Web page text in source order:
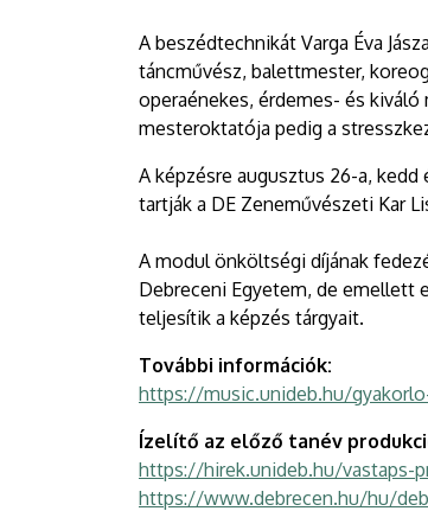
A beszédtechnikát Varga Éva
táncművész, balettmester,
operaénekes, érdemes- és
mesteroktatója pedig a
A képzésre augusztus 26-a,
tartják a DE Zeneművészeti Kar
A modul önköltségi díjának
Debreceni Egyetem, de emellett
teljesítik a képzés tárgyait.
További információk:
https://music.unideb.hu/
Ízelítő az előző tanév
https://hirek.unideb.hu/vastaps-
https://www.debrecen.hu/hu/